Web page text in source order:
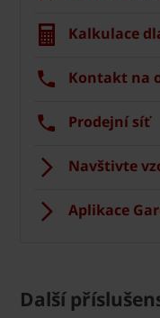
Kalkulace
Kontakt na
Prodejní síť
Navštivte
Aplikace
Další